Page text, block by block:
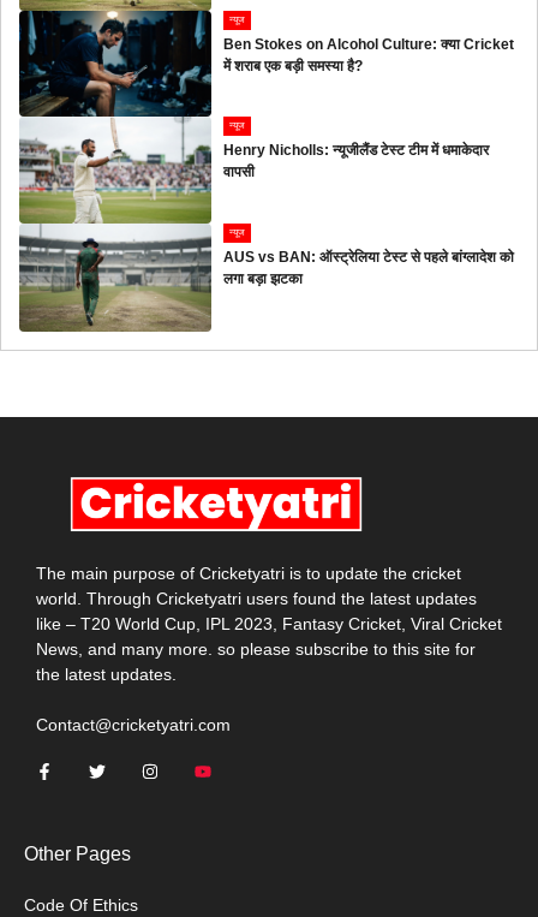
न्यूज
Ben Stokes on Alcohol Culture: क्या Cricket
में शराब एक बड़ी समस्या है?
न्यूज
Henry Nicholls: न्यूजीलैंड टेस्ट टीम में धमाकेदार
वापसी
न्यूज
AUS vs BAN: ऑस्ट्रेलिया टेस्ट से पहले बांग्लादेश को
लगा बड़ा झटका
The main purpose of Cricketyatri is to update the cricket
world. Through Cricketyatri users found the latest updates
like – T20 World Cup, IPL 2023, Fantasy Cricket, Viral Cricket
News, and many more. so please subscribe to this site for
the latest updates.
Contact@cricketyatri.com
Other Pages
Code Of Ethics